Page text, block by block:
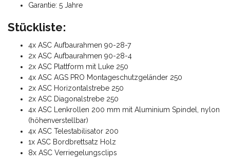
Garantie: 5 Jahre
Stückliste:
4x ASC Aufbaurahmen 90-28-7
2x ASC Aufbaurahmen 90-28-4
2x ASC Plattform mit Luke 250
4x ASC AGS PRO Montageschutzgeländer 250
2x ASC Horizontalstrebe 250
2x ASC Diagonalstrebe 250
4x ASC Lenkrollen 200 mm mit Aluminium Spindel, nylon
(höhenverstellbar)
4x ASC Telestabilisator 200
1x ASC Bordbrettsatz Holz
8x ASC Verriegelungsclips